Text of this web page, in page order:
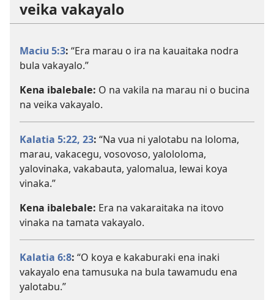
veika vakayalo
Maciu 5:3: “Era marau o ira na kauaitaka nodra
bula vakayalo.”
Kena ibalebale: O na vakila na marau ni o bucina
na veika vakayalo.
Kalatia 5:22, 23: “Na vua ni yalotabu na loloma,
marau, vakacegu, vosovoso, yalololoma,
yalovinaka, vakabauta, yalomalua, lewai koya
vinaka.”
Kena ibalebale: Era na vakaraitaka na itovo
vinaka na tamata vakayalo.
Kalatia 6:8: “O koya e kakaburaki ena inaki
vakayalo ena tamusuka na bula tawamudu ena
yalotabu.”